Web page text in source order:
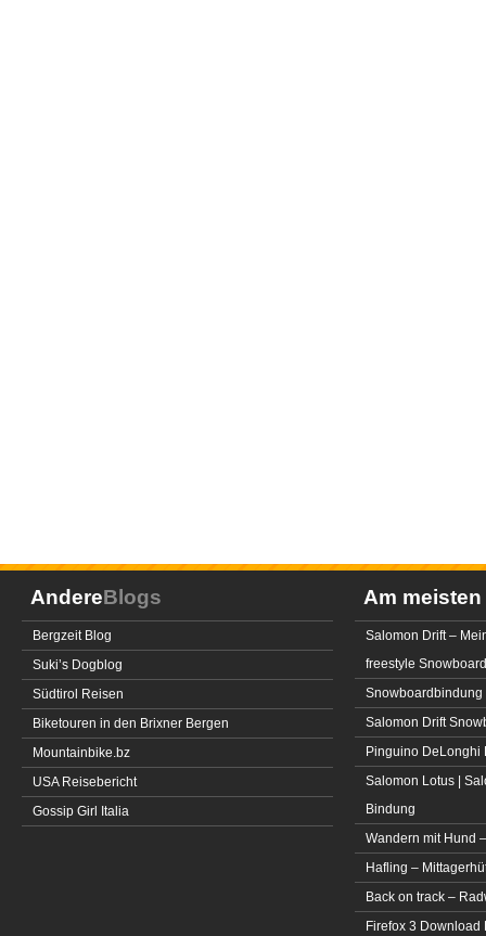
AndereBlogs
Bergzeit Blog
Suki’s Dogblog
Südtirol Reisen
Biketouren in den Brixner Bergen
Mountainbike.bz
USA Reisebericht
Gossip Girl Italia
Am meisten
Salomon Drift –
freestyle Snowboard
Snowboardbindung
Salomon Drift
Pinguino DeLonghi
Salomon Lotus |
Bindung
Wandern mit Hund
Hafling –
Back on track –
Firefox 3 Download